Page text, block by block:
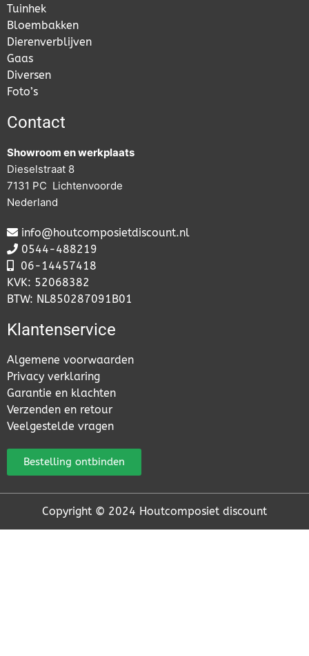
Tuinhek
Bloembakken
Dierenverblijven
Gaas
Diversen
Foto’s
Contact
Showroom en werkplaats
Dieselstraat 8
7131 PC Lichtenvoorde
Nederland
info@houtcomposietdiscount.nl
0544-488219
06- 14457418
KVK: 52068382
BTW: NL850287091B01
Klantenservice
Algemene voorwaarden
Privacy verklaring
Garantie en klachten
Verzenden en retour
Veelgestelde vragen
Bestelling ontbinden
Copyright © 2024 Houtcomposiet discount